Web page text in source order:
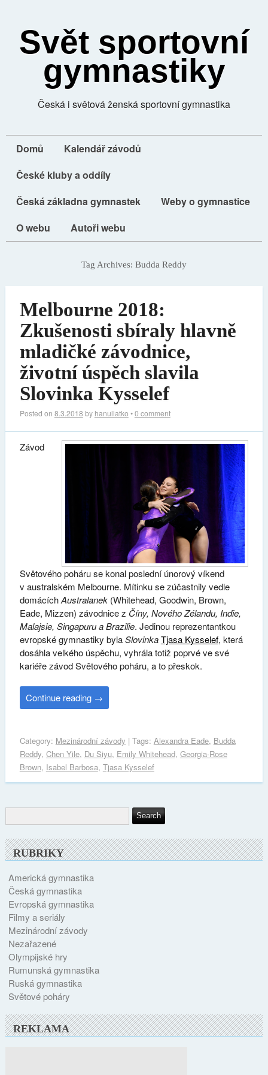
Svět sportovní
gymnastiky
Česká i světová ženská sportovní gymnastika
Domů
Kalendář závodů
České kluby a oddíly
Česká základna gymnastek
Weby o gymnastice
O webu
Autoři webu
Tag Archives: Budda Reddy
Melbourne 2018:
Zkušenosti sbíraly hlavně
mladičké závodnice,
životní úspěch slavila
Slovinka Kysselef
Posted on 8.3.2018 by hanuliatko •0 comment
Závod
Světového poháru se konal poslední únorový víkend
v australském Melbourne. Mítinku se zúčastnily vedle
domácíchAustralanek(Whitehead, Goodwin, Brown,
Eade, Mizzen) závodnice z Číny, Nového Zélandu, Indie,
Malajsie, Singapuru a Brazilie. Jedinou reprezentantkou
evropské gymnastiky bylaSlovinkaTjasa Kysselef, která
dosáhla velkého úspěchu, vyhrála totiž poprvé ve své
kariéře závod Světového poháru, a to přeskok.
Continue reading →
Category: Mezinárodní závody | Tags: Alexandra Eade, Budda
Reddy, Chen Yile, Du Siyu, Emily Whitehead, Georgia-Rose
Brown, Isabel Barbosa, Tjasa Kysselef
RUBRIKY
Americká gymnastika
Česká gymnastika
Evropská gymnastika
Filmy a seriály
Mezinárodní závody
Nezařazené
Olympijské hry
Rumunská gymnastika
Ruská gymnastika
Světové poháry
REKLAMA